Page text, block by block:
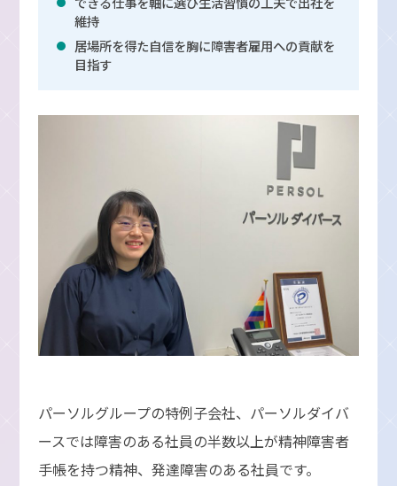
維持
居場所を得た自信を胸に障害者雇用への貢献を
目指す
パーソルグループの特例子会社、パーソルダイバ
ースでは障害のある社員の半数以上が精神障害者
手帳を持つ精神、発達障害のある社員です。